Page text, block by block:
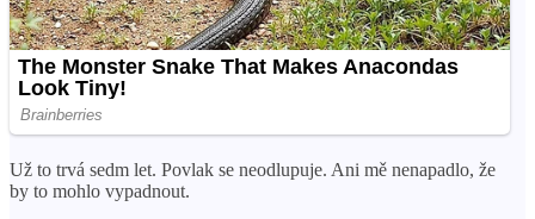
Už to trvá sedm let. Povlak se neodlupuje. Ani mě nenapadlo, že
by to mohlo vypadnout.